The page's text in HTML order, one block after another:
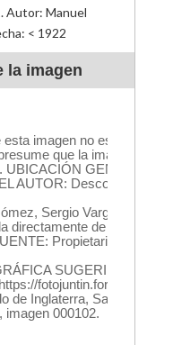
Autor: Manuel
< 1922
la imagen